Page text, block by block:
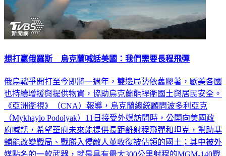
想打贏俄羅斯 烏克蘭喊話美國：我們需要長程飛彈
俄烏戰爭開打至今即將一週年，雙邊局勢依舊膠著，歐美各國
也持續增援與提供物資，協助烏克蘭能捍衛國土與居民安全。
《亞洲衛視》（CNA）報導，烏克蘭總統顧問波多利亞克
（Mykhaylo Podolyak）11日接受外媒訪問時，公開向美國政
府喊話，希望華府未來能提供長距離射程飛彈和坦克，幫助基
輔能改變戰局、戰勝入侵敵人並收復被佔領的國土；其中被外